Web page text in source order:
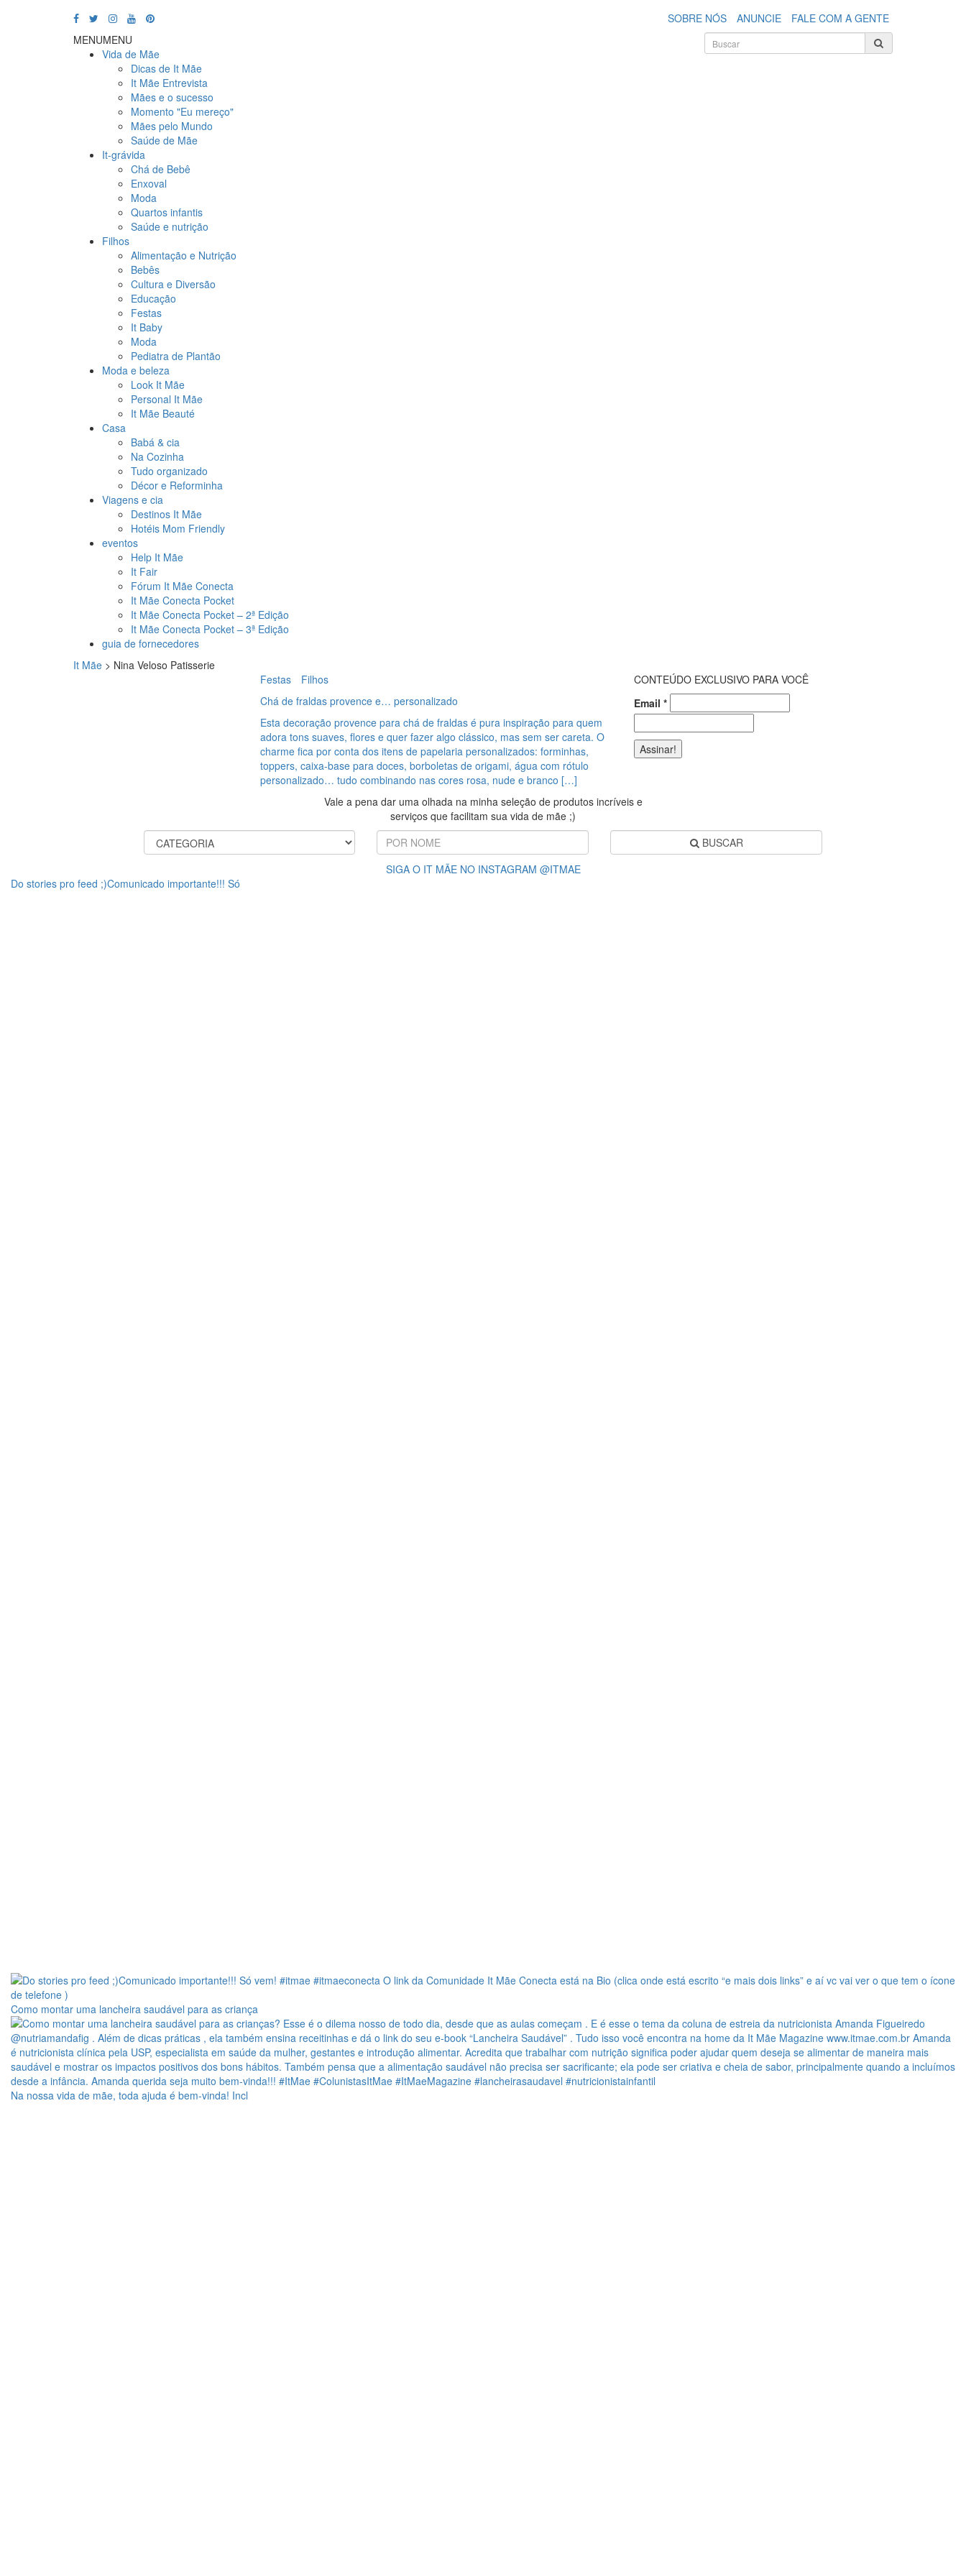
SOBRE NÓS ANUNCIE
FALE COM A GENTE
MENUMENU
Vida de Mãe
Dicas de It Mãe
It Mãe Entrevista
Mães e o sucesso
Momento "Eu mereço"
Mães pelo Mundo
Saúde de Mãe
It-grávida
Chá de Bebê
Enxoval
Moda
Quartos infantis
Saúde e nutrição
Filhos
Alimentação e Nutrição
Bebês
Cultura e Diversão
Educação
Festas
It Baby
Moda
Pediatra de Plantão
Moda e beleza
Look It Mãe
Personal It Mãe
It Mãe Beauté
Casa
Babá & cia
Na Cozinha
Tudo organizado
Décor e Reforminha
Viagens e cia
Destinos It Mãe
Hotéis Mom Friendly
eventos
Help It Mãe
It Fair
Fórum It Mãe Conecta
It Mãe Conecta Pocket
It Mãe Conecta Pocket – 2ª Edição
It Mãe Conecta Pocket – 3ª Edição
guia de fornecedores
It Mãe > Nina Veloso Patisserie
Festas
Filhos
Chá de fraldas provence e… personalizado
Esta decoração provence para chá de fraldas é pura inspiração para quem
adora tons suaves, flores e quer fazer algo clássico, mas sem ser careta. O
charme fica por conta dos itens de papelaria personalizados: forminhas,
toppers, caixa-base para doces, borboletas de origami, água com rótulo
personalizado… tudo combinando nas cores rosa, nude e branco […]
CONTEÚDO EXCLUSIVO PARA VOCÊ
Email *
Vale a pena dar uma olhada na minha seleção de produtos incríveis e
serviços que facilitam sua vida de mãe ;)
BUSCAR
SIGA O IT MÃE NO INSTAGRAM @ITMAE
Do stories pro feed ;)Comunicado importante!!! Só
Como montar uma lancheira saudável para as criança
Na nossa vida de mãe, toda ajuda é bem-vinda! Incl